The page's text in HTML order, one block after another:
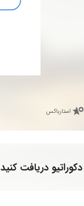
استارباکس
دریافت کنید